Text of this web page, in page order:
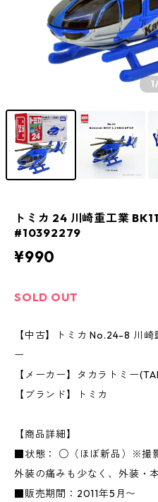
1
トミカ 24 川崎重工業
#10392279
¥990
SOLD OUT
【中古】トミカ No.24-8 川
ー
【メーカー】タカラトミー
【ブランド】トミカ
【商品詳細】
■状態： ○（ほぼ新品）※撮影
外装の痛みも少なく、外装・
■販売期間：2011年5月〜